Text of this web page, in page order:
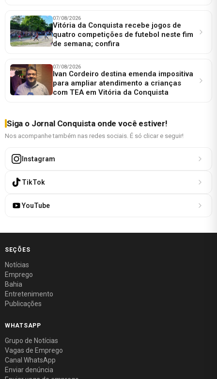
07/08/2026
Vitória da Conquista recebe jogos de
quatro competições de futebol neste fim
de semana; confira
07/08/2026
Ivan Cordeiro destina emenda impositiva
para ampliar atendimento a crianças
com TEA em Vitória da Conquista
Siga o Jornal Conquista onde você estiver!
Nos acompanhe também nas redes sociais. É só clicar e seguir!
Instagram
TikTok
YouTube
SEÇÕES
Notícias
Emprego
Bahia
Entretenimento
Publicações
WHATSAPP
Grupo de Notícias
Vagas de Emprego
Canal WhatsApp
Enviar denúncia